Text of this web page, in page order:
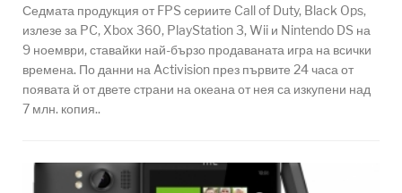
Седмата продукция от FPS сериите Call of Duty, Black Ops,
излезе за PC, Xbox 360, PlayStation 3, Wii и Nintendo DS на
9 ноември, ставайки най-бързо продаваната игра на всички
времена. По данни на Activision през първите 24 часа от
появата й от двете страни на океана от нея са изкупени над
7 млн. копия..